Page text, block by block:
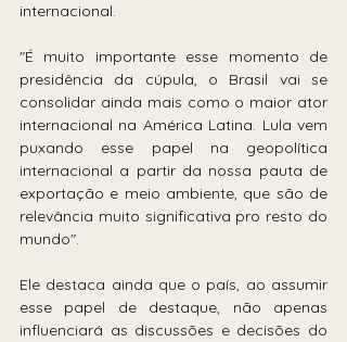
internacional.
"É muito importante esse momento de
presidência da cúpula, o Brasil vai se
consolidar ainda mais como o maior ator
internacional na América Latina. Lula vem
puxando esse papel na geopolítica
internacional a partir da nossa pauta de
exportação e meio ambiente, que são de
relevância muito significativa pro resto do
mundo".
Ele destaca ainda que o país, ao assumir
esse papel de destaque, não apenas
influenciará as discussões e decisões do